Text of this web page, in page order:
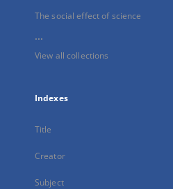
The social effect of science
...
View all collections
Indexes
Title
Creator
Subject